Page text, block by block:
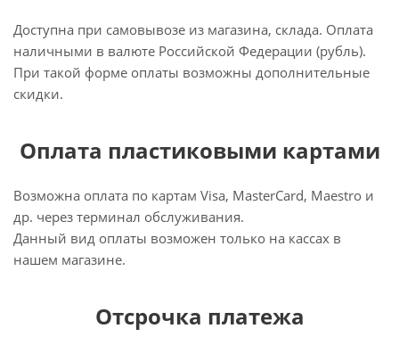
Доступна при самовывозе из магазина, склада. Оплата
наличными в валюте Российской Федерации (рубль).
При такой форме оплаты возможны дополнительные
скидки.
Оплата пластиковыми картами
Возможна оплата по картам Visa, MasterCard, Maestro и
др. через терминал обслуживания.
Данный вид оплаты возможен только на кассах в
нашем магазине.
Отсрочка платежа